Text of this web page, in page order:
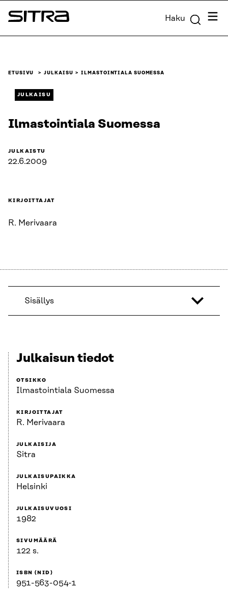
Siirry
suoraan
Sitra Haku
ETUSIVU JULKAISU ILMASTOINTIALA SUOMESSA
JULKAISU
Ilmastointiala Suomessa
JULKAISTU
22.6.2009
KIRJOITTAJAT
R. Merivaara
Sisällys
Julkaisun tiedot
OTSIKKO
Ilmastointiala Suomessa
KIRJOITTAJAT
R. Merivaara
JULKAISIJA
Sitra
JULKAISUPAIKKA
Helsinki
JULKAISUVUOSI
1982
SIVUMÄÄRÄ
122 s.
ISBN (NID)
951-563-054-1